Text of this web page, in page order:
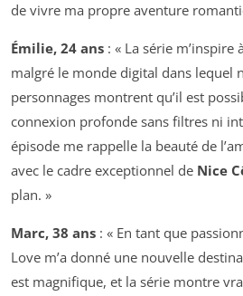
de vivre ma propre aventure
Émilie, 24 ans : « La série m’inspire
malgré le monde digital dans lequel
personnages montrent qu’il est
connexion profonde sans filtres ni
épisode me rappelle la beauté de
avec le cadre exceptionnel de Nice
plan. »
Marc, 38 ans : « En tant que
Love m’a donné une nouvelle
est magnifique, et la série montre